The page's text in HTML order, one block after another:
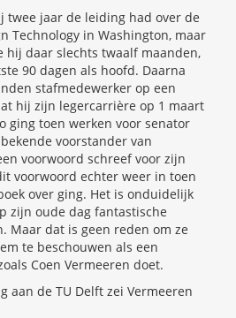
twee jaar de leiding had over de
Technology in Washington, maar
hij daar slechts twaalf maanden,
90 dagen als hoofd. Daarna
stafmedewerker op een
hij zijn legercarrière op 1 maart
ging toen werken voor senator
voorstander van
voorwoord schreef voor zijn
voorwoord echter weer in toen
over ging. Het is onduidelijk
zijn oude dag fantastische
Maar dat is geen reden om ze
te beschouwen als een
Coen Vermeeren doet.
aan de TU Delft zei Vermeeren